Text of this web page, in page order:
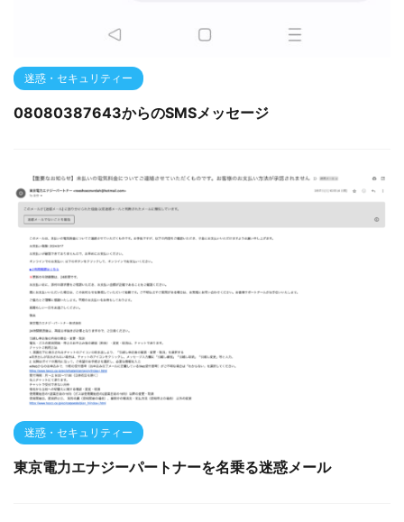
迷惑・セキュリティー
08080387643からのSMSメッセージ
迷惑・セキュリティー
東京電力エナジーパートナーを名乗る迷惑メール